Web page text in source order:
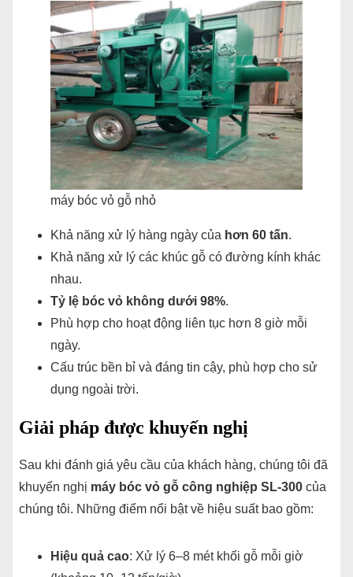
máy bóc vỏ gỗ nhỏ
Khả năng xử lý hàng ngày của hơn 60 tấn.
Khả năng xử lý các khúc gỗ có đường kính khác
nhau.
Tỷ lệ bóc vỏ không dưới 98%.
Phù hợp cho hoạt động liên tục hơn 8 giờ mỗi
ngày.
Cấu trúc bền bỉ và đáng tin cậy, phù hợp cho sử
dụng ngoài trời.
Giải pháp được khuyến nghị
Sau khi đánh giá yêu cầu của khách hàng, chúng tôi đã
khuyến nghị máy bóc vỏ gỗ công nghiệp SL-300 của
chúng tôi. Những điểm nổi bật về hiệu suất bao gồm:
Hiệu quả cao: Xử lý 6–8 mét khối gỗ mỗi giờ